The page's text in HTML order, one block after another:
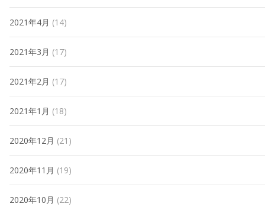
2021年4月 (14)
2021年3月 (17)
2021年2月 (17)
2021年1月 (18)
2020年12月 (21)
2020年11月 (19)
2020年10月 (22)